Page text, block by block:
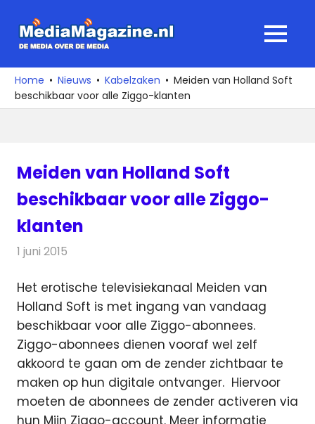
naar
media
over
de
MENU
Home Nieuws Kabelzaken
Meiden van Holland Soft
beschikbaar voor alle Ziggo-klanten
Meiden van Holland Soft
beschikbaar voor alle Ziggo-
klanten
1 juni 2015
Het erotische televisiekanaal Meiden van
Holland Soft is met ingang van vandaag
beschikbaar voor alle Ziggo-abonnees.
Ziggo-abonnees dienen vooraf wel zelf
akkoord te gaan om de zender zichtbaar te
maken op hun digitale ontvanger. Hiervoor
moeten de abonnees de zender activeren via
hun Mijn Ziggo-account. Meer informatie